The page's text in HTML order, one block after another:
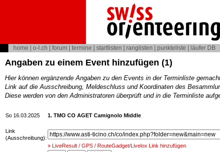
home o-l.ch forum termine startlisten ranglisten punkteliste läufer DB
Angaben zu einem Event hinzufügen (1)
Hier können ergänzende Angaben zu den Events in der Terminliste
Link auf die Ausschreibung, Meldeschluss und Koordinaten des
Diese werden von den Administratoren überprüft und in die Terminliste
So 16.03.2025 1. TMO CO AGET Camignolo Middle
Link
(Ausschreibung):
» LiveResult / GPS / RouteGadget/Livelox Link hinzufügen